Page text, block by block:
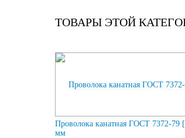
ТОВАРЫ ЭТОЙ
Проволока канатная ГОСТ 7372-
мм